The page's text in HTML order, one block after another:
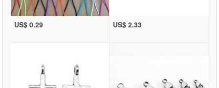
US$ 0.29 US$ 2.33